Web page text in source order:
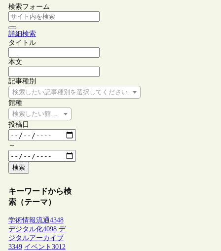
検索フォーム
詳細検索
タイトル
本文
記事種別
検索したい記事種別を選択してください
館種
検索したい館種を選択してください
投稿日
～
検索
キーワードから検
索（テーマ）
学術情報流通4348
デジタル化4098 デ
ジタルアーカイブ
3349 イベント 3012